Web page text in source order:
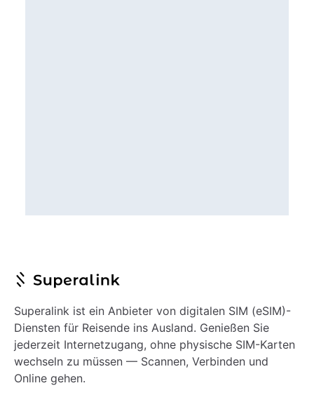
Superalink ist ein Anbieter von digitalen SIM (eSIM)-
Diensten für Reisende ins Ausland. Genießen Sie
jederzeit Internetzugang, ohne physische SIM-Karten
wechseln zu müssen — Scannen, Verbinden und
Online gehen.